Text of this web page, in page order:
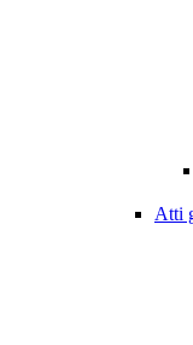
Atti